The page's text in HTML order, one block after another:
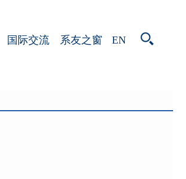
国际交流 系友之窗 EN